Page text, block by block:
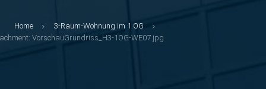
Home
3-Raum-Wohnung im 1.OG
VorschauGrundriss_H3-1OG-WE07.jpg